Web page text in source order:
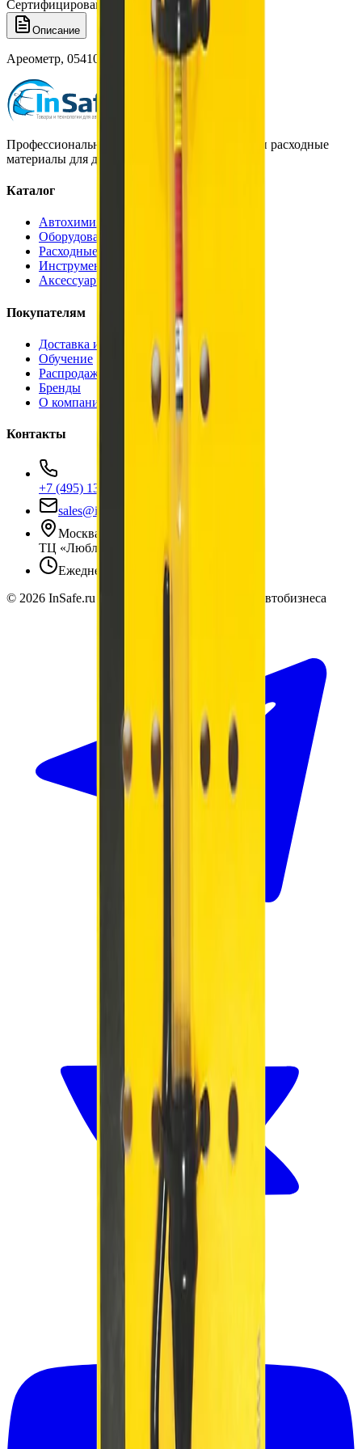
Сертифицированный товар
Описание
Ареометр, 054103, GYS
Профессиональная автохимия, оборудование и расходные
материалы для детейлинга.
Каталог
Автохимия
Оборудование
Расходные материалы
Инструменты
Аксессуары
Покупателям
Доставка и оплата
Обучение
Распродажа
Бренды
О компании
Контакты
+7 (495) 135-35-99
sales@insafe.ru
Москва, Люблинская ул., 153.
ТЦ «Люблю Молл», -1 уровень
Ежедневно 10:00 — 19:00
© 2026 InSafe.ru — Товары и технологии для автобизнеса